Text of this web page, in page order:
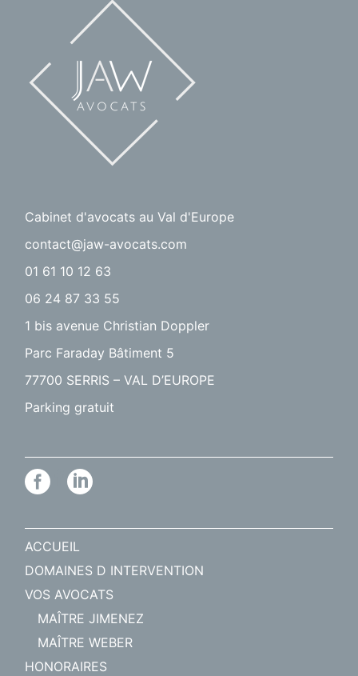
Cabinet d'avocats au Val d'Europe
contact@jaw-avocats.com
01 61 10 12 63
06 24 87 33 55
1 bis avenue Christian Doppler
Parc Faraday Bâtiment 5
77700 SERRIS – VAL D’EUROPE
Parking gratuit
ACCUEIL
DOMAINES D INTERVENTION
VOS AVOCATS
MAÎTRE JIMENEZ
MAÎTRE WEBER
HONORAIRES